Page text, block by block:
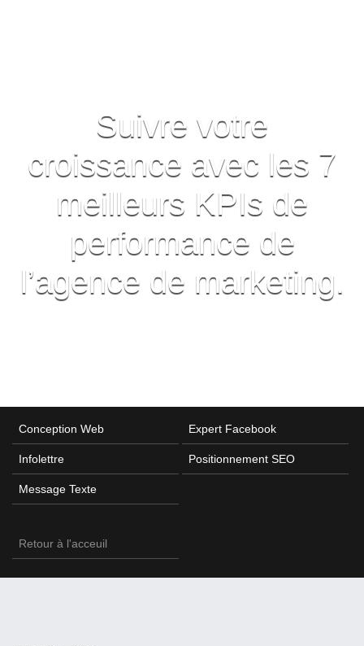
Suivre votre
croissance avec les 7
meilleurs KPIs de
performance de
l’agence de marketing.
Conception Web Expert Facebook
Infolettre Positionnement SEO
Message Texte
Retour à l'acceuil